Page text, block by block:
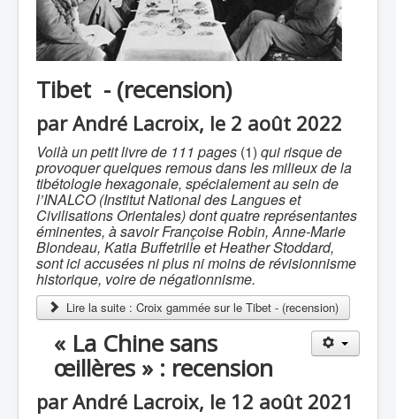
Tibet - (recension)
par André Lacroix, le 2 août 2022
Voilà un petit livre de 111 pages (1) qui risque de
provoquer quelques remous dans les milieux de la
tibétologie hexagonale, spécialement au sein de
l’INALCO (Institut National des Langues et
Civilisations Orientales) dont quatre représentantes
éminentes, à savoir Françoise Robin, Anne-Marie
Blondeau, Katia Buffetrille et Heather Stoddard,
sont ici accusées ni plus ni moins de révisionnisme
historique, voire de négationnisme.
Lire la suite : Croix gammée sur le Tibet - (recension)
« La Chine sans
œillères » : recension
par André Lacroix, le 12 août 2021